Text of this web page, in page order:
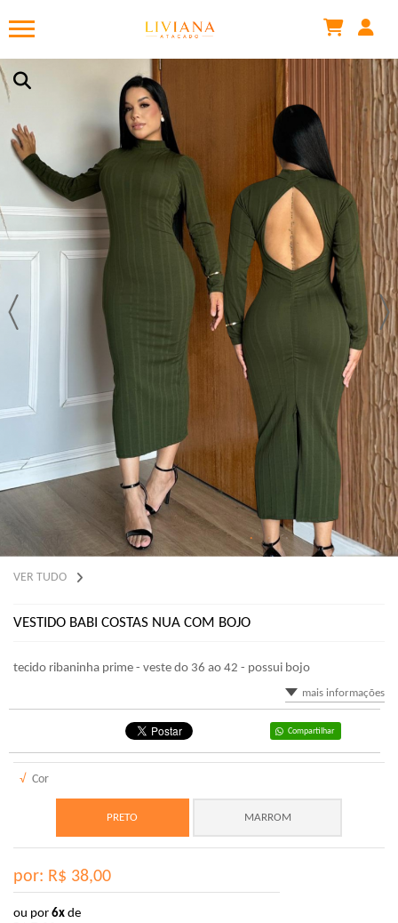
VER TUDO
VESTIDO BABI COSTAS NUA COM BOJO
tecido ribaninha prime - veste do 36 ao 42 - possui bojo
mais informações
Compartilhar
√ Cor
PRETO MARROM
por: R$ 38,00
ou por 6x de
VESTIDO BABI COSTAS NUA COM BOJO
Há algumas horas